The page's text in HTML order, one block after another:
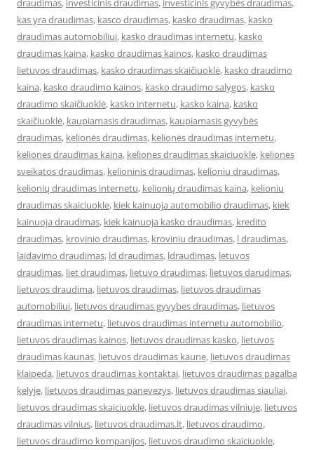
draudimas, investicinis draudimas, investicinis gyvybės draudimas,
kas yra draudimas, kasco draudimas, kasko draudimas, kasko
draudimas automobiliui, kasko draudimas internetu, kasko
draudimas kaina, kasko draudimas kainos, kasko draudimas
lietuvos draudimas, kasko draudimas skaičiuoklė, kasko draudimo
kaina, kasko draudimo kainos, kasko draudimo salygos, kasko
draudimo skaičiuoklė, kasko internetu, kasko kaina, kasko
skaičiuoklė, kaupiamasis draudimas, kaupiamasis gyvybės
draudimas, kelionės draudimas, kelionės draudimas internetu,
keliones draudimas kaina, keliones draudimas skaiciuokle, keliones
sveikatos draudimas, kelioninis draudimas, kelioniu draudimas,
kelionių draudimas internetu, kelionių draudimas kaina, kelioniu
draudimas skaiciuokle, kiek kainuoja automobilio draudimas, kiek
kainuoja draudimas, kiek kainuoja kasko draudimas, kredito
draudimas, krovinio draudimas, kroviniu draudimas, l draudimas,
laidavimo draudimas, ld draudimas, ldraudimas, letuvos
draudimas, liet draudimas, lietuvo draudimas, lietuvos darudimas,
lietuvos draudima, lietuvos draudimas, lietuvos draudimas
automobiliui, lietuvos draudimas gyvybes draudimas, lietuvos
draudimas internetu, lietuvos draudimas internetu automobilio,
lietuvos draudimas kainos, lietuvos draudimas kasko, lietuvos
draudimas kaunas, lietuvos draudimas kaune, lietuvos draudimas
klaipeda, lietuvos draudimas kontaktai, lietuvos draudimas pagalba
kelyje, lietuvos draudimas panevezys, lietuvos draudimas siauliai,
lietuvos draudimas skaiciuokle, lietuvos draudimas vilniuje, lietuvos
draudimas vilnius, lietuvos draudimas.lt, lietuvos draudimo,
lietuvos draudimo kompanijos, lietuvos draudimo skaiciuokle,